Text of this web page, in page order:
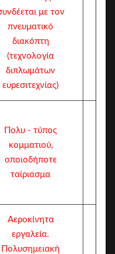
με τον
πνευματικό
διακόπτη
(τεχνολογία
διπλωμάτων
ευρεσιτεχνίας)
Πολυ - τύπος
κομματιού,
οποιοδήποτε
ταίριασμα
Αεροκίνητα
εργαλεία.
Πολυσημειακή